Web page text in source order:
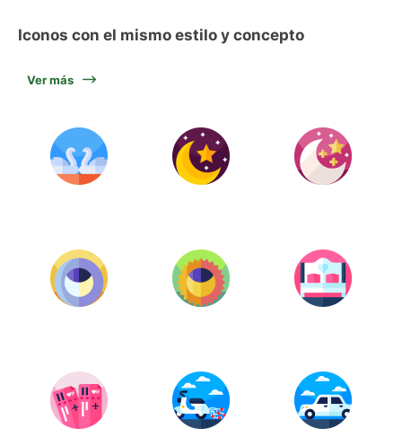
Iconos con el mismo estilo y concepto
Ver más